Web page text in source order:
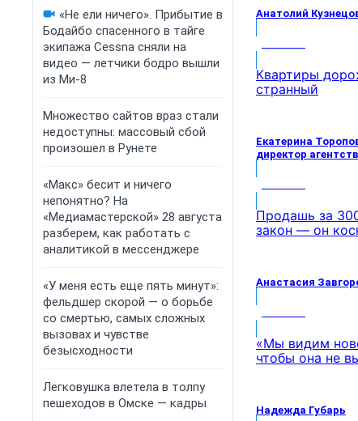
«Не ели ничего». Прибытие в
Бодайбо спасенного в тайге
экипажа Cessna сняли на
видео — летчики бодро вышли
из Ми-8
Множество сайтов враз стали
недоступны: массовый сбой
произошел в Рунете
«Макс» бесит и ничего
непонятно? На
«Медиамастерской» 28 августа
разберем, как работать с
аналитикой в мессенджере
«У меня есть еще пять минут»:
фельдшер скорой — о борьбе
со смертью, самых сложных
вызовах и чувстве
безысходности
Легковушка влетела в толпу
пешеходов в Омске — кадры
Анатолий
Квартиры
странный
Екатерина
директор
Продашь за
закон — он
Анастасия
«Мы видим
чтобы она не
Надежда Губарь